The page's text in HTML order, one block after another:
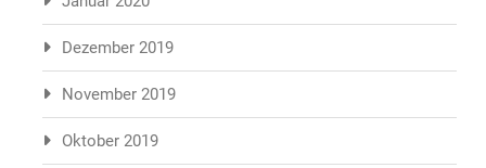
Dezember 2019
November 2019
Oktober 2019